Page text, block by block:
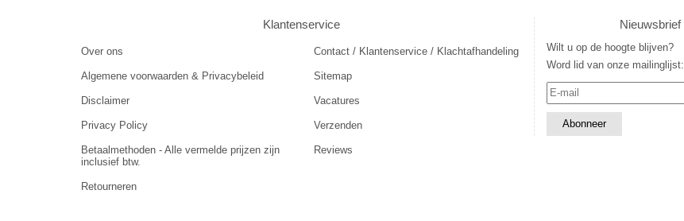
Klantenservice
Over ons
Algemene voorwaarden & Privacybeleid
Disclaimer
Privacy Policy
Betaalmethoden - Alle vermelde prijzen zijn
inclusief btw.
Retourneren
Contact / Klantenservice / Klachtafhandeling
Sitemap
Vacatures
Verzenden
Reviews
Nieuwsbrief
Wilt u op de hoogte blijven?
Word lid van onze mailinglijst: